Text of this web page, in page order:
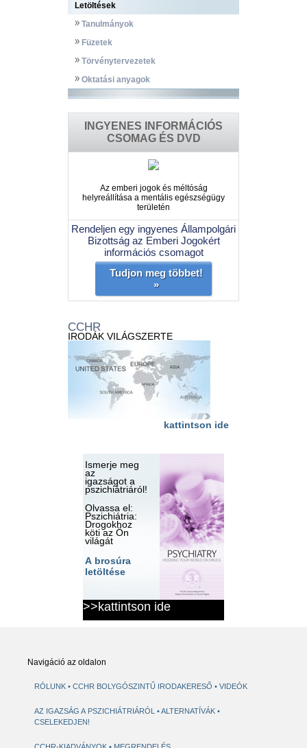
Letöltések
Tanulmányok
Füzetek
Törvénytervezetek
Oktatási anyagok
INGYENES INFORMÁCIÓS
CSOMAG ÉS DVD
Az emberi jogok és méltóság
helyreállítása a mentális egészségügy
területén
Rendeljen egy ingyenes Állampolgári
Bizottság az Emberi Jogokért
információs csomagot
Tudjon meg többet!
»
CCHR
IRODÁK VILÁGSZERTE
kattintson ide
Ismerje meg
az
igazságot a
pszichiátriáról!
Olvassa el:
Pszichiátria:
Drogokhoz
köti az Ön
világát
A brosúra
letöltése
>>kattintson ide
Navigáció az oldalon
RÓLUNK CCHR BOLYGÓSZINTŰ IRODAKERESŐ VIDEÓK
AZ IGAZSÁG A PSZICHIÁTRIÁRÓL ALTERNATÍVÁK
CSELEKEDJEN!